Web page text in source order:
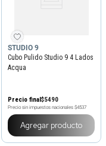
STUDIO 9
Cubo Pulido Studio 9 4 Lados
Acqua
Precio final$5490
Precio sin impuestos nacionales $4537
Agregar producto